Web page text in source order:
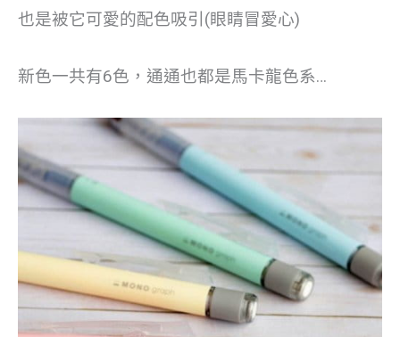
也是被它可愛的配色吸引(眼睛冒愛心)
新色一共有6色，通通也都是馬卡龍色系…